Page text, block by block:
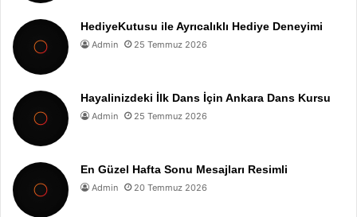
HediyeKutusu ile Ayrıcalıklı Hediye Deneyimi
Admin 25 Temmuz 2026
Hayalinizdeki İlk Dans İçin Ankara Dans Kursu
Admin 25 Temmuz 2026
En Güzel Hafta Sonu Mesajları Resimli
Admin 20 Temmuz 2026